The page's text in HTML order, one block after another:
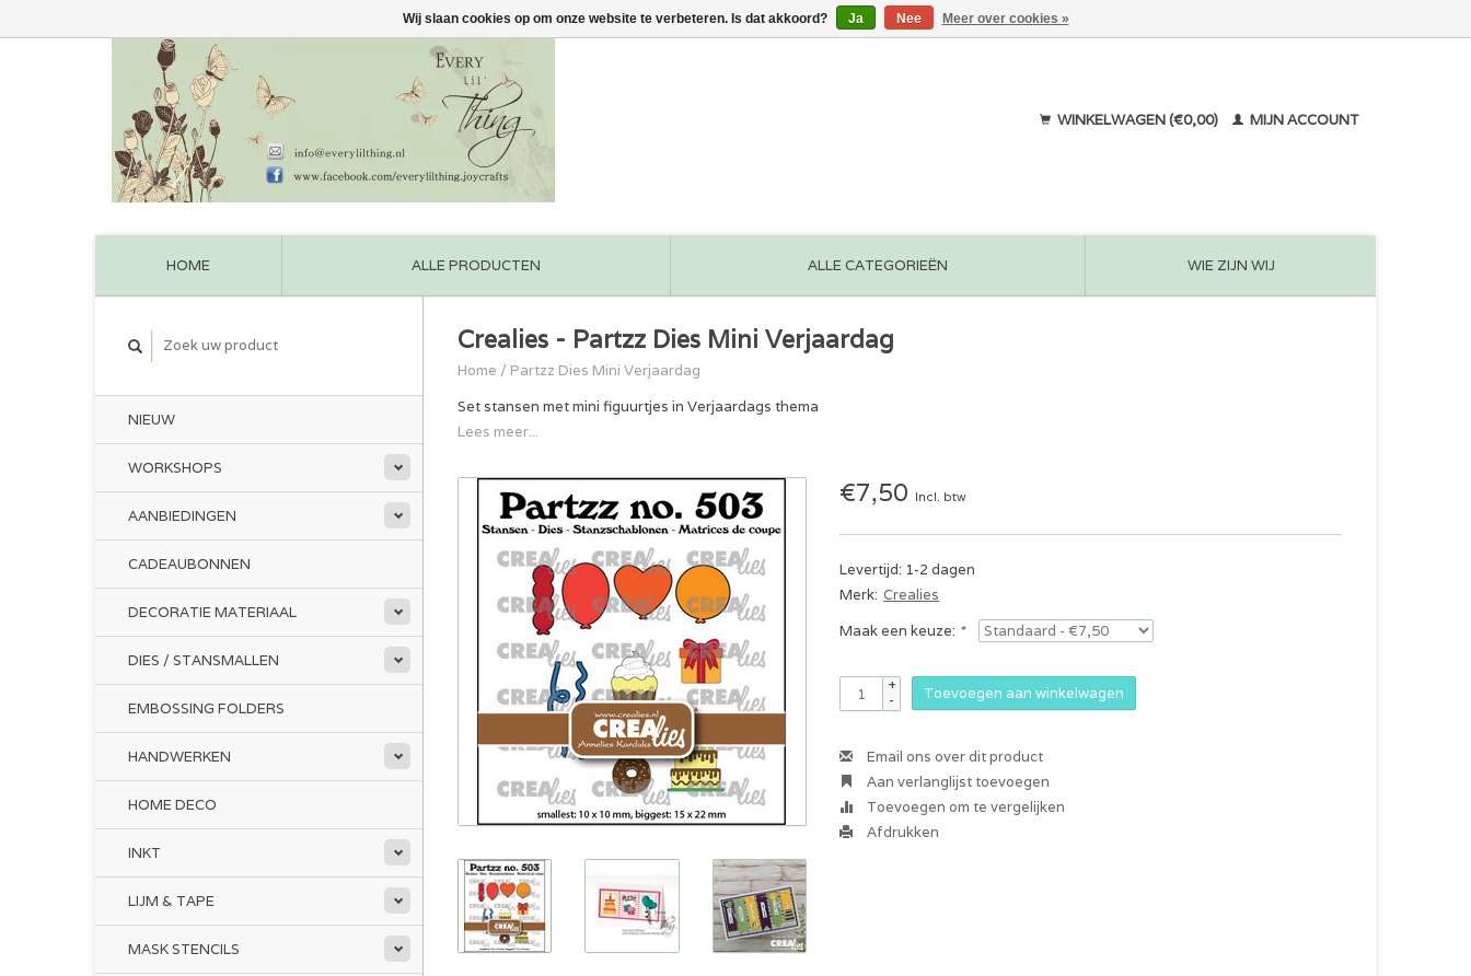
WINKELWAGEN (€0,00) MIJN ACCOUNT
HOME ALLE PRODUCTEN ALLE CATEGORIEËN WIE ZIJN WIJ
NIEUW
WORKSHOPS
AANBIEDINGEN
CADEAUBONNEN
DECORATIE MATERIAAL
DIES / STANSMALLEN
EMBOSSING FOLDERS
HANDWERKEN
HOME DECO
INKT
LIJM & TAPE
MASK STENCILS
Crealies - Partzz Dies Mini Verjaardag
Home / Partzz Dies Mini Verjaardag
Set stansen met mini figuurtjes in Verjaardags thema
Lees meer...
€7,50 Incl. btw
Levertijd: 1-2 dagen
Merk: Crealies
Maak een keuze: *
+
-
Toevoegen aan winkelwagen
Email ons over dit product
Aan verlanglijst toevoegen
Toevoegen om te vergelijken
Afdrukken
Wij slaan cookies op om onze website te verbeteren. Is dat akkoord? Ja Nee Meer over cookies »